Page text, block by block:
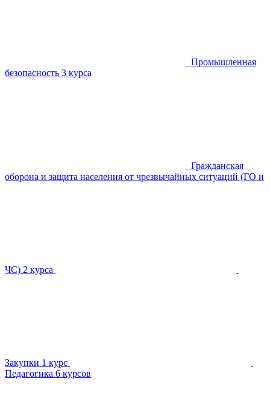
Промышленная
безопасность 3 курса
Гражданская
оборона и защита населения от чрезвычайных ситуаций (ГО и
ЧС) 2 курса
Закупки 1 курс
Педагогика 6 курсов